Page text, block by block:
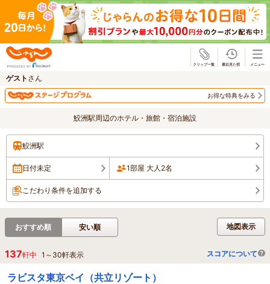
ゲスト さん
お得な特典をみる
鮫洲駅周辺のホテル・旅館・宿泊施設
鮫洲駅
日付未定 1部屋 大人2名
こだわり条件を追加する
地図表示
おすすめ順 安い順
137軒中 1 ～ 30軒表示 スコアについて
ラビスタ東京ベイ（共立リゾート）